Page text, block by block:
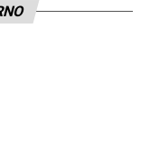
che hanno